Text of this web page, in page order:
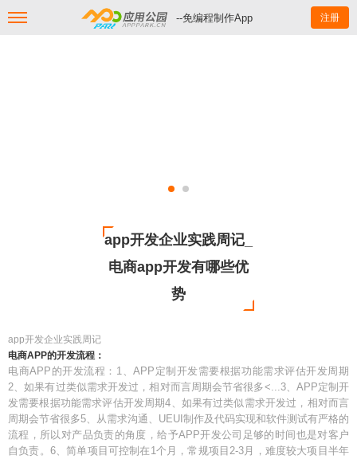
--免编程制作App 注册
app开发企业实践周记_
电商app开发有哪些优
势
app开发企业实践周记
电商APP的开发流程：
电商APP的开发流程：1、APP定制开发需要根据功能需求评估开发周期
2、如果有过类似需求开发过，相对而言周期会节省很多<...3、APP定制开
发需要根据功能需求评估开发周期4、如果有过类似需求开发过，相对而言
周期会节省很多5、从需求沟通、UEUI制作及代码实现和软件测试有严格的
流程，所以对产品负责的角度，给予APP开发公司足够的时间也是对客户
自负责。6、简单项目可控制在1个月，常规项目2-3月，难度较大项目半年